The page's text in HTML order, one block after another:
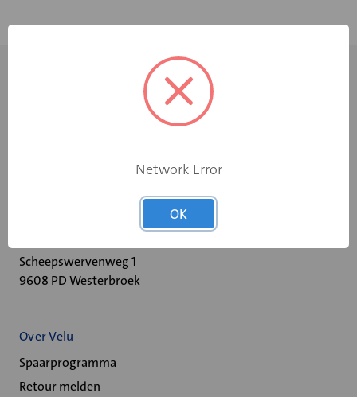
Scheepswervenweg 1
9608 PD Westerbroek
Over Velu
Spaarprogramma
Retour melden
Network Error
OK